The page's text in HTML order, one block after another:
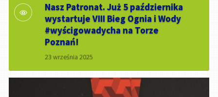
Nasz Patronat. Już 5 października
wystartuje VIII Bieg Ognia i Wody
#wyścigowadycha na Torze
Poznań!
23 września 2025